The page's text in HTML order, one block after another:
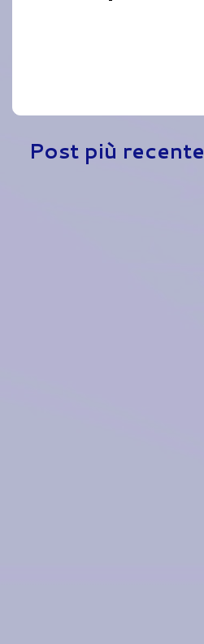
Post più recente